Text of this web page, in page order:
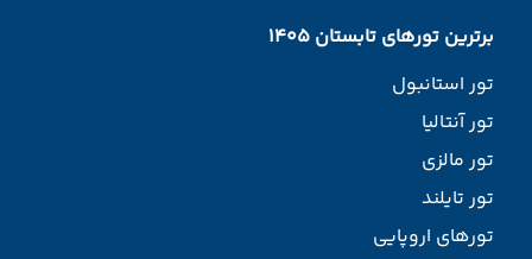
برترین تورهای تابستان 1405
تور استانبول
تور آنتالیا
تور مالزی
تور تایلند
تورهای اروپایی